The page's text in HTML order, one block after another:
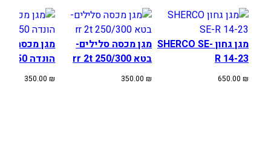
מגן גחון SHERCO SE-
R 14-23
650.00 ₪
מגן מכסה סלילים-
בטא rr 2t 250/300
350.00₪
מגן מכסה
הונדה CRF450
350.00₪